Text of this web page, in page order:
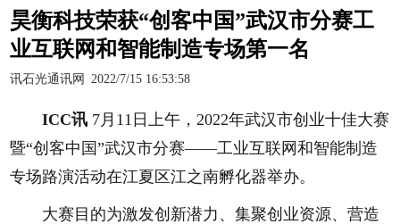
昊衡科技荣获“创客中国”武汉市分赛工
业互联网和智能制造专场第一名
讯石光通讯网 2022/7/15 16:53:58
ICC讯 7月11日上午，2022年武汉市创业十佳大赛
暨“创客中国”武汉市分赛——工业互联网和智能制造
专场路演活动在江夏区江之南孵化器举办。
大赛目的为激发创新潜力、集聚创业资源、营造